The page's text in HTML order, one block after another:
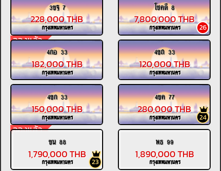
3ขฐ 7
จองแล้ว
228,000 THB
กรุงเทพมหานคร
โชคดี 8
26
7,800,000 THB
กรุงเทพมหานคร
4กอ 33
182,000 THB
กรุงเทพมหานคร
4ขถ 33
120,000 THB
กรุงเทพมหานคร
4ขก 33
จองแล้ว
150,000 THB
กรุงเทพมหานคร
4ขค 77
24
280,000 THB
กรุงเทพมหานคร
ขน 88
23
1,790,000 THB
กรุงเทพมหานคร
พธ 99
1,890,000 THB
กรุงเทพมหานคร